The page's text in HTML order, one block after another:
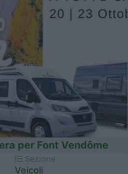
per Font Vendôme
Veicoli